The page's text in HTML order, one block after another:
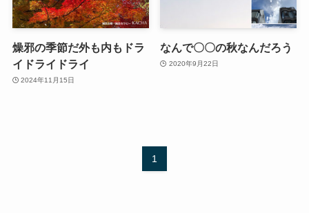
燥邪の季節だ外も内もドラ
イドライドライ
2024年11月15日
なんで〇〇の秋なんだろう
2020年9月22日
1